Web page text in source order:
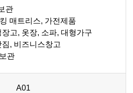
관
매트리스, 가전제품
고, 옷장, 소파, 대형가구
, 비즈니스창고
관
A01